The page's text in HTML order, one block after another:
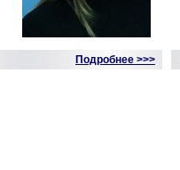
Подробнее >>>